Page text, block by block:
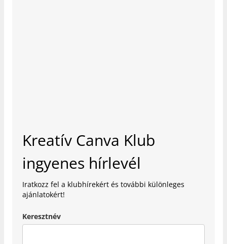
Kreatív Canva Klub
ingyenes hírlevél
Iratkozz fel a klubhírekért és további különleges
ajánlatokért!
Keresztnév